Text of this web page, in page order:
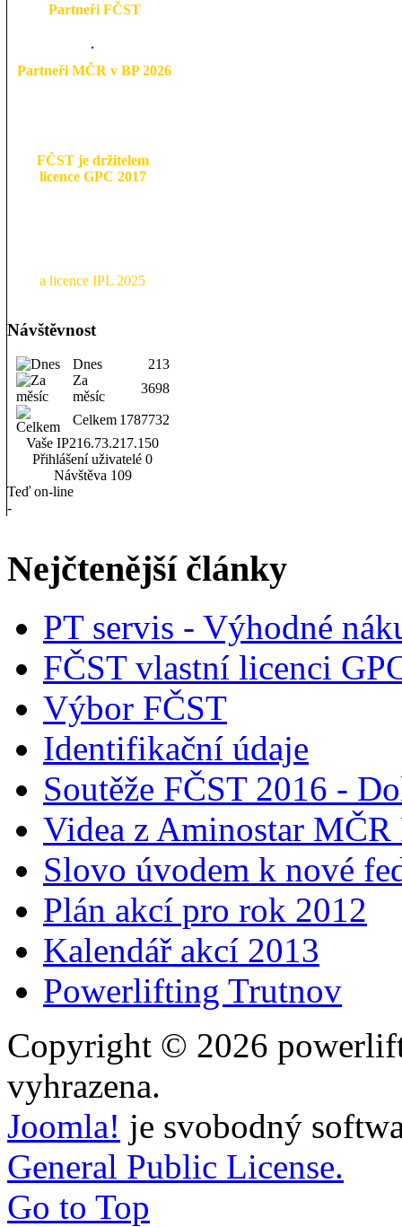
Partneři FČST
Partneři MČR v BP 2026
FČST je držitelem
licence GPC 2017
a licence IPL 2025
Návštěvnost
Dnes
213
Za
měsíc
3698
Celkem 1787732
Vaše IP216.73.217.150
Přihlášení uživatelé 0
Návštěva 109
Teď on-line
-
Nejčtenější články
PT servis - Výhodné
FČST vlastní licenci
Výbor FČST
Identifikační údaje
Soutěže FČST 2016 -
Videa z Aminostar MČR
Slovo úvodem k nové
Plán akcí pro rok 2012
Kalendář akcí 2013
Powerlifting Trutnov
Copyright © 2026
vyhrazena.
Joomla! je svobodný
General Public License.
Go to Top